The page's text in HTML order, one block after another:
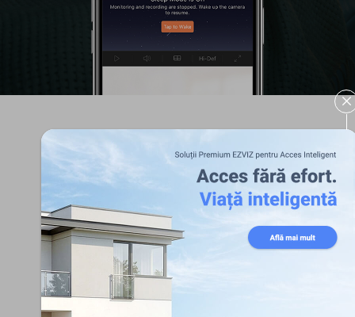
With two storage options, you can choose where to
save your recordings. The camera can even save to
two locations at the same time for added backup in
case the camera is damaged, or your network
crashes.